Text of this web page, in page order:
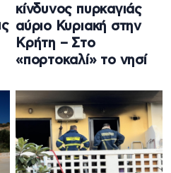
κίνδυνος πυρκαγιάς
αύριο Κυριακή στην
Κρήτη – Στο
«πορτοκαλί» το νησί